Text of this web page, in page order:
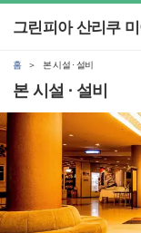
그린피아 산리쿠
홈 본 시설 · 설비
본 시설 · 설비